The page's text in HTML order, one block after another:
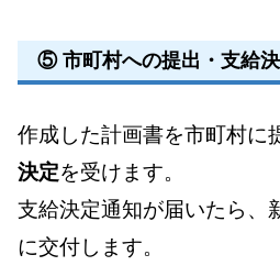
⑤ 市町村への提出・支給
作成した計画書を市町村に
決定を受けます。
支給決定通知が届いたら、
に交付します。